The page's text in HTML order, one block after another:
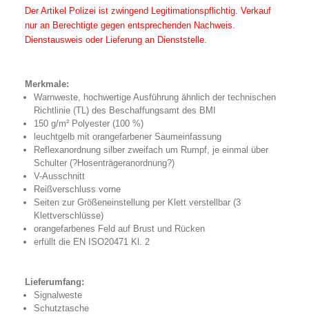
Der Artikel Polizei ist zwingend Legitimationspflichtig. Verkauf
nur an Berechtigte gegen entsprechenden Nachweis.
Dienstausweis oder Lieferung an Dienststelle.
Merkmale:
Warnweste, hochwertige Ausführung ähnlich der technischen
Richtlinie (TL) des Beschaffungsamt des BMI
150 g/m² Polyester (100 %)
leuchtgelb mit orangefarbener Saumeinfassung
Reflexanordnung silber zweifach um Rumpf, je einmal über
Schulter (?Hosenträgeranordnung?)
V-Ausschnitt
Reißverschluss vorne
Seiten zur Größeneinstellung per Klett verstellbar (3
Klettverschlüsse)
orangefarbenes Feld auf Brust und Rücken
erfüllt die EN ISO20471 Kl. 2
Lieferumfang:
Signalweste
Schutztasche